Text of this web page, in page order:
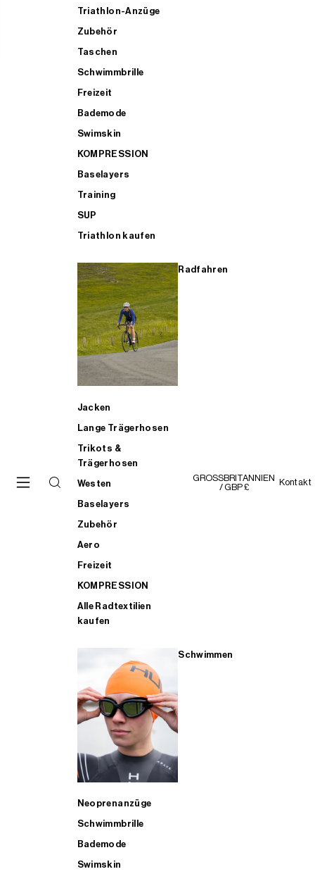
Triathlon-Anzüge
Zubehör
Taschen
Schwimmbrille
Freizeit
Bademode
Swimskin
KOMPRESSION
Baselayers
Training
SUP
Triathlon kaufen
Radfahren
Jacken
Lange Trägerhosen
Trikots &
Trägerhosen
Westen
Baselayers
Zubehör
Aero
Freizeit
KOMPRESSION
Alle Radtextilien
kaufen
Schwimmen
Neoprenanzüge
Schwimmbrille
Bademode
Swimskin
GROSSBRITANNIEN
/ GBP £
Kontakt